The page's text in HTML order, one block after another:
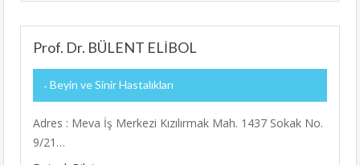
Prof. Dr. BÜLENT ELİBOL
Beyin ve Sinir Hastalıkları
Adres : Meva İş Merkezi Kızılırmak Mah. 1437 Sokak No.
9/21…